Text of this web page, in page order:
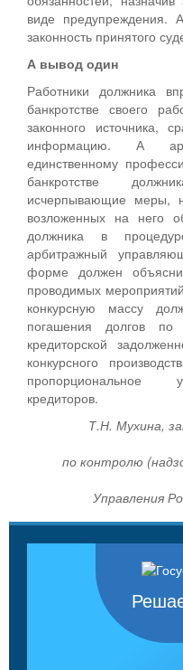
виде предупреждения.
законность принятого
А вывод один
Работники должника
банкротстве своего
законного источника,
информацию. А
единственному
банкротстве
исчерпывающие меры,
возложенных на него
должника в
арбитражный
форме должен
проводимых
конкурсную массу
погашения долгов
кредиторской
конкурсного
пропорциональное
Т.Н. Мухина,
по контролю
Управления